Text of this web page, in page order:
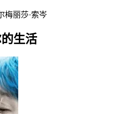
梅丽莎·索岑
生活